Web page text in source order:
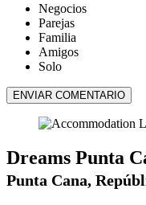
Negocios
Parejas
Familia
Amigos
Solo
ENVIAR COMENTARIO
Dreams Punta
Punta Cana,